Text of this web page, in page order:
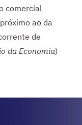
comercial
ao da
de
da Economia)